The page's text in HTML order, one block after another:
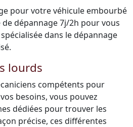
pour votre véhicule embourbé
de dépannage 7j/2h pour vous
dans le dépannage
lourds
compétents pour
besoins, vous pouvez
dédiées pour trouver les
précise, ces différentes